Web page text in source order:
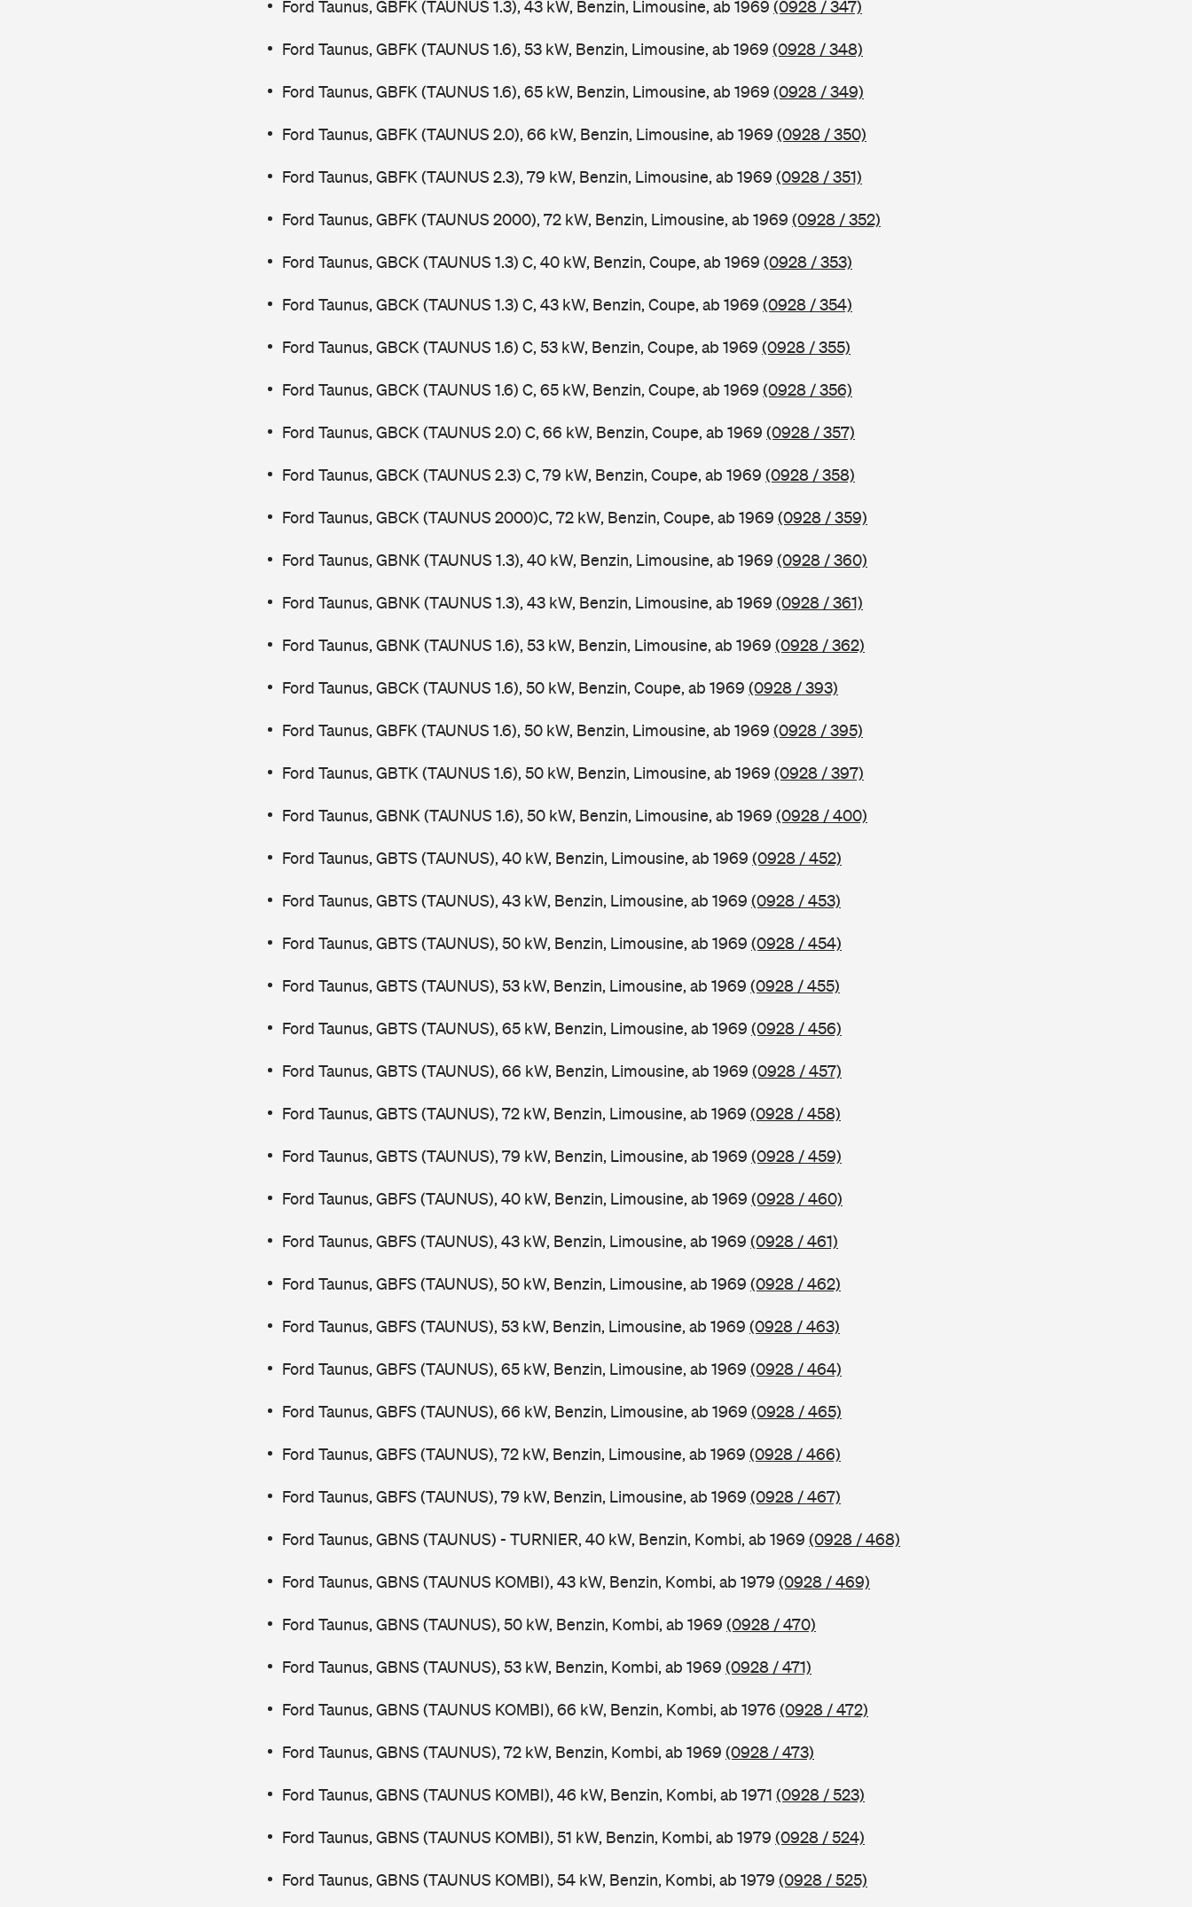
Ford Taunus, GBFK (TAUNUS 1.3), 43 kW, Benzin, Limousine, ab 1969 (0928 / 347)
Ford Taunus, GBFK (TAUNUS 1.6), 53 kW, Benzin, Limousine, ab 1969 (0928 / 348)
Ford Taunus, GBFK (TAUNUS 1.6), 65 kW, Benzin, Limousine, ab 1969 (0928 / 349)
Ford Taunus, GBFK (TAUNUS 2.0), 66 kW, Benzin, Limousine, ab 1969 (0928 / 350)
Ford Taunus, GBFK (TAUNUS 2.3), 79 kW, Benzin, Limousine, ab 1969 (0928 / 351)
Ford Taunus, GBFK (TAUNUS 2000), 72 kW, Benzin, Limousine, ab 1969 (0928 / 352)
Ford Taunus, GBCK (TAUNUS 1.3) C, 40 kW, Benzin, Coupe, ab 1969 (0928 / 353)
Ford Taunus, GBCK (TAUNUS 1.3) C, 43 kW, Benzin, Coupe, ab 1969 (0928 / 354)
Ford Taunus, GBCK (TAUNUS 1.6) C, 53 kW, Benzin, Coupe, ab 1969 (0928 / 355)
Ford Taunus, GBCK (TAUNUS 1.6) C, 65 kW, Benzin, Coupe, ab 1969 (0928 / 356)
Ford Taunus, GBCK (TAUNUS 2.0) C, 66 kW, Benzin, Coupe, ab 1969 (0928 / 357)
Ford Taunus, GBCK (TAUNUS 2.3) C, 79 kW, Benzin, Coupe, ab 1969 (0928 / 358)
Ford Taunus, GBCK (TAUNUS 2000)C, 72 kW, Benzin, Coupe, ab 1969 (0928 / 359)
Ford Taunus, GBNK (TAUNUS 1.3), 40 kW, Benzin, Limousine, ab 1969 (0928 / 360)
Ford Taunus, GBNK (TAUNUS 1.3), 43 kW, Benzin, Limousine, ab 1969 (0928 / 361)
Ford Taunus, GBNK (TAUNUS 1.6), 53 kW, Benzin, Limousine, ab 1969 (0928 / 362)
Ford Taunus, GBCK (TAUNUS 1.6), 50 kW, Benzin, Coupe, ab 1969 (0928 / 393)
Ford Taunus, GBFK (TAUNUS 1.6), 50 kW, Benzin, Limousine, ab 1969 (0928 / 395)
Ford Taunus, GBTK (TAUNUS 1.6), 50 kW, Benzin, Limousine, ab 1969 (0928 / 397)
Ford Taunus, GBNK (TAUNUS 1.6), 50 kW, Benzin, Limousine, ab 1969 (0928 / 400)
Ford Taunus, GBTS (TAUNUS), 40 kW, Benzin, Limousine, ab 1969 (0928 / 452)
Ford Taunus, GBTS (TAUNUS), 43 kW, Benzin, Limousine, ab 1969 (0928 / 453)
Ford Taunus, GBTS (TAUNUS), 50 kW, Benzin, Limousine, ab 1969 (0928 / 454)
Ford Taunus, GBTS (TAUNUS), 53 kW, Benzin, Limousine, ab 1969 (0928 / 455)
Ford Taunus, GBTS (TAUNUS), 65 kW, Benzin, Limousine, ab 1969 (0928 / 456)
Ford Taunus, GBTS (TAUNUS), 66 kW, Benzin, Limousine, ab 1969 (0928 / 457)
Ford Taunus, GBTS (TAUNUS), 72 kW, Benzin, Limousine, ab 1969 (0928 / 458)
Ford Taunus, GBTS (TAUNUS), 79 kW, Benzin, Limousine, ab 1969 (0928 / 459)
Ford Taunus, GBFS (TAUNUS), 40 kW, Benzin, Limousine, ab 1969 (0928 / 460)
Ford Taunus, GBFS (TAUNUS), 43 kW, Benzin, Limousine, ab 1969 (0928 / 461)
Ford Taunus, GBFS (TAUNUS), 50 kW, Benzin, Limousine, ab 1969 (0928 / 462)
Ford Taunus, GBFS (TAUNUS), 53 kW, Benzin, Limousine, ab 1969 (0928 / 463)
Ford Taunus, GBFS (TAUNUS), 65 kW, Benzin, Limousine, ab 1969 (0928 / 464)
Ford Taunus, GBFS (TAUNUS), 66 kW, Benzin, Limousine, ab 1969 (0928 / 465)
Ford Taunus, GBFS (TAUNUS), 72 kW, Benzin, Limousine, ab 1969 (0928 / 466)
Ford Taunus, GBFS (TAUNUS), 79 kW, Benzin, Limousine, ab 1969 (0928 / 467)
Ford Taunus, GBNS (TAUNUS) - TURNIER, 40 kW, Benzin, Kombi, ab 1969 (0928 / 468)
Ford Taunus, GBNS (TAUNUS KOMBI), 43 kW, Benzin, Kombi, ab 1979 (0928 / 469)
Ford Taunus, GBNS (TAUNUS), 50 kW, Benzin, Kombi, ab 1969 (0928 / 470)
Ford Taunus, GBNS (TAUNUS), 53 kW, Benzin, Kombi, ab 1969 (0928 / 471)
Ford Taunus, GBNS (TAUNUS KOMBI), 66 kW, Benzin, Kombi, ab 1976 (0928 / 472)
Ford Taunus, GBNS (TAUNUS), 72 kW, Benzin, Kombi, ab 1969 (0928 / 473)
Ford Taunus, GBNS (TAUNUS KOMBI), 46 kW, Benzin, Kombi, ab 1971 (0928 / 523)
Ford Taunus, GBNS (TAUNUS KOMBI), 51 kW, Benzin, Kombi, ab 1979 (0928 / 524)
Ford Taunus, GBNS (TAUNUS KOMBI), 54 kW, Benzin, Kombi, ab 1979 (0928 / 525)